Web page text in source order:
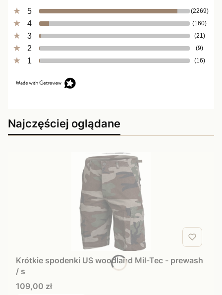
5
(2269)
4 (160)
3 (21)
2 (9)
1 (16)
Najczęściej oglądane
Krótkie spodenki US woodland Mil-Tec - prewash
/ s
Cena
109,00 zł